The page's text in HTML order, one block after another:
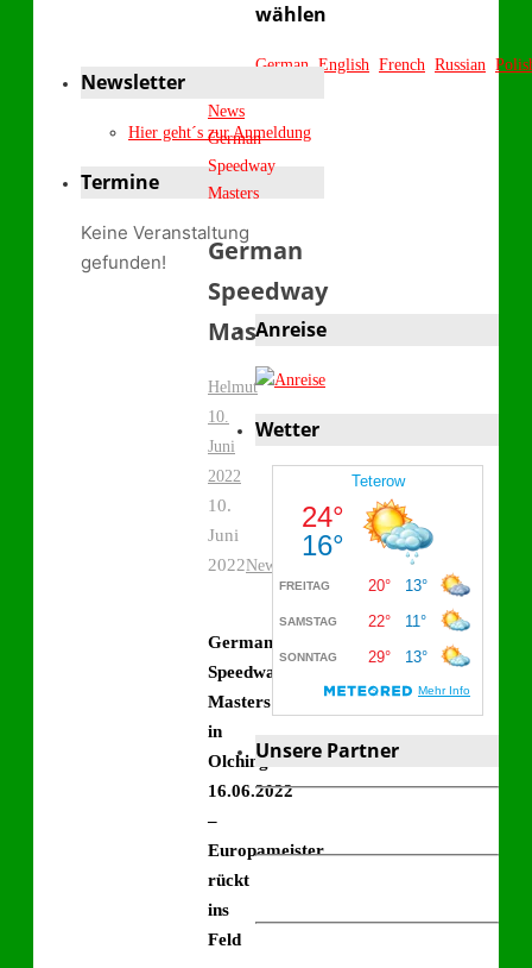
wählen
German English French Russian
Start
News
German
Speedway
Masters
German
Speedway
Masters
Helmut
10.
Juni
2022
10.
Juni
2022News
German
Speedway
Masters
in
Olching
16.06.2022
–
Europameister
rückt
ins
Feld
Newsletter
Hier geht´s zur Anmeldung
Termine
Keine Veranstaltung
gefunden!
Anreise
Wetter
Unsere Partner